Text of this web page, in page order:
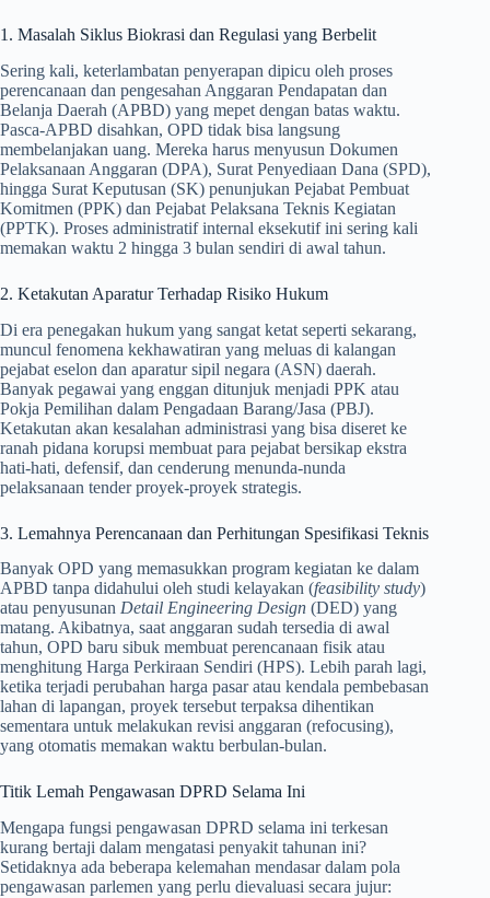
1. Masalah Siklus Biokrasi dan Regulasi yang Berbelit
Sering kali, keterlambatan penyerapan dipicu oleh proses
perencanaan dan pengesahan Anggaran Pendapatan dan
Belanja Daerah (APBD) yang mepet dengan batas waktu.
Pasca-APBD disahkan, OPD tidak bisa langsung
membelanjakan uang. Mereka harus menyusun Dokumen
Pelaksanaan Anggaran (DPA), Surat Penyediaan Dana (SPD),
hingga Surat Keputusan (SK) penunjukan Pejabat Pembuat
Komitmen (PPK) dan Pejabat Pelaksana Teknis Kegiatan
(PPTK). Proses administratif internal eksekutif ini sering kali
memakan waktu 2 hingga 3 bulan sendiri di awal tahun.
2. Ketakutan Aparatur Terhadap Risiko Hukum
Di era penegakan hukum yang sangat ketat seperti sekarang,
muncul fenomena kekhawatiran yang meluas di kalangan
pejabat eselon dan aparatur sipil negara (ASN) daerah.
Banyak pegawai yang enggan ditunjuk menjadi PPK atau
Pokja Pemilihan dalam Pengadaan Barang/Jasa (PBJ).
Ketakutan akan kesalahan administrasi yang bisa diseret ke
ranah pidana korupsi membuat para pejabat bersikap ekstra
hati-hati, defensif, dan cenderung menunda-nunda
pelaksanaan tender proyek-proyek strategis.
3. Lemahnya Perencanaan dan Perhitungan Spesifikasi Teknis
Banyak OPD yang memasukkan program kegiatan ke dalam
APBD tanpa didahului oleh studi kelayakan (feasibility study)
atau penyusunan Detail Engineering Design (DED) yang
matang. Akibatnya, saat anggaran sudah tersedia di awal
tahun, OPD baru sibuk membuat perencanaan fisik atau
menghitung Harga Perkiraan Sendiri (HPS). Lebih parah lagi,
ketika terjadi perubahan harga pasar atau kendala pembebasan
lahan di lapangan, proyek tersebut terpaksa dihentikan
sementara untuk melakukan revisi anggaran (refocusing),
yang otomatis memakan waktu berbulan-bulan.
Titik Lemah Pengawasan DPRD Selama Ini
Mengapa fungsi pengawasan DPRD selama ini terkesan
kurang bertaji dalam mengatasi penyakit tahunan ini?
Setidaknya ada beberapa kelemahan mendasar dalam pola
pengawasan parlemen yang perlu dievaluasi secara jujur: